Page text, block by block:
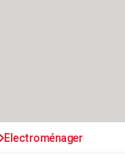
Electroménager